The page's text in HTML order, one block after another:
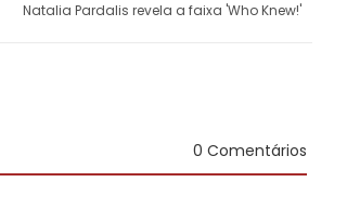
Natalia Pardalis revela a faixa 'Who Knew!'
0 Comentários